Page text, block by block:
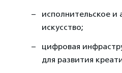
исполнительское и
искусство;
цифровая
для развития